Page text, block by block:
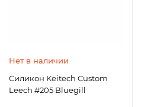
Нет в наличии
Силикон Keitech Custom
Leech #205 Bluegill